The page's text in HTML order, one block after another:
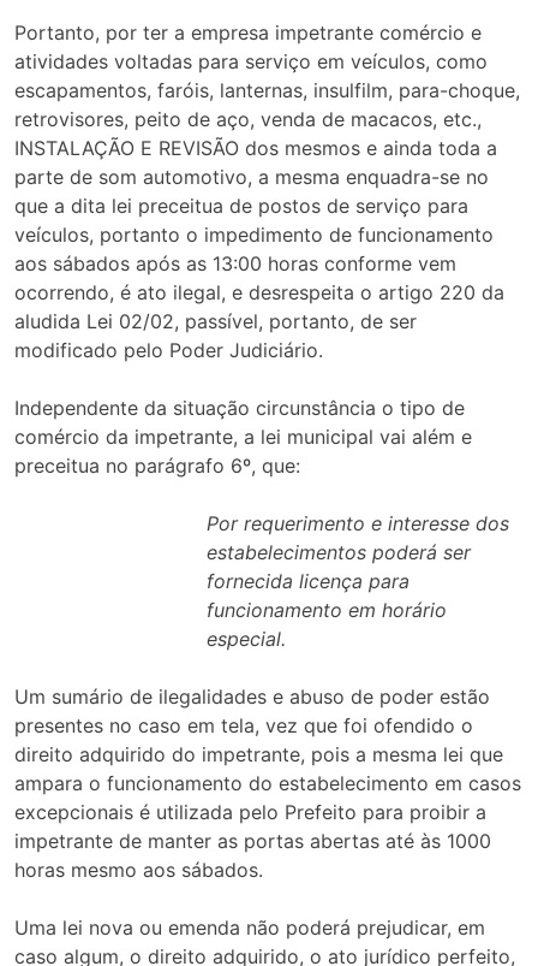
Portanto, por ter a empresa impetrante comércio e
atividades voltadas para serviço em veículos, como
escapamentos, faróis, lanternas, insulfilm, para-choque,
retrovisores, peito de aço, venda de macacos, etc.,
INSTALAÇÃO E REVISÃO dos mesmos e ainda toda a
parte de som automotivo, a mesma enquadra-se no
que a dita lei preceitua de postos de serviço para
veículos, portanto o impedimento de funcionamento
aos sábados após as 13:00 horas conforme vem
ocorrendo, é ato ilegal, e desrespeita o artigo 220 da
aludida Lei 02/02, passível, portanto, de ser
modificado pelo Poder Judiciário.
Independente da situação circunstância o tipo de
comércio da impetrante, a lei municipal vai além e
preceitua no parágrafo 6º, que:
Por requerimento e interesse dos
estabelecimentos poderá ser
fornecida licença para
funcionamento em horário
especial.
Um sumário de ilegalidades e abuso de poder estão
presentes no caso em tela, vez que foi ofendido o
direito adquirido do impetrante, pois a mesma lei que
ampara o funcionamento do estabelecimento em casos
excepcionais é utilizada pelo Prefeito para proibir a
impetrante de manter as portas abertas até às 1000
horas mesmo aos sábados.
Uma lei nova ou emenda não poderá prejudicar, em
caso algum, o direito adquirido, o ato jurídico perfeito,